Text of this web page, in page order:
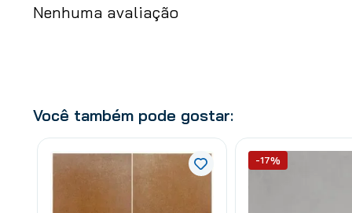
Nenhuma avaliação
Você também pode gostar:
-17%